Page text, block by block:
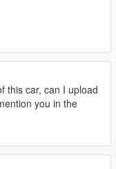
this car, can I upload
you in the